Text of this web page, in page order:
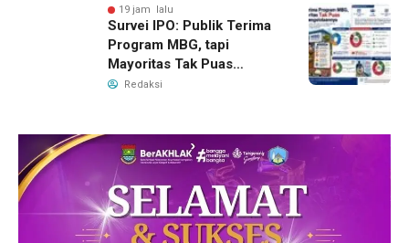
19 jam lalu
Survei IPO: Publik Terima
Program MBG, tapi
Mayoritas Tak Puas
dengan Pengelolaannya
Redaksi